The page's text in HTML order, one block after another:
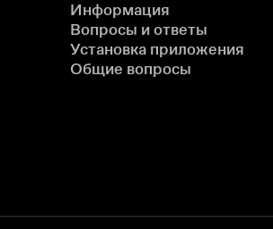
Информация
Вопросы и ответы
Установка приложения
Общие вопросы